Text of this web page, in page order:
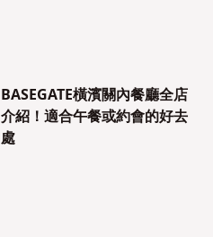
BASEGATE橫濱關內餐廳全店
介紹！適合午餐或約會的好去
處